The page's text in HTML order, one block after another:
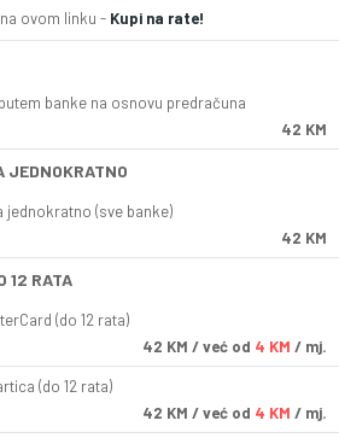
na ovom linku - Kupi na rate!
banke na osnovu predračuna
42 KM
JEDNOKRATNO
jednokratno (sve banke)
42 KM
12 RATA
(do 12 rata)
42 KM / već od 4 KM / mj.
(do 12 rata)
42 KM / već od 4 KM / mj.